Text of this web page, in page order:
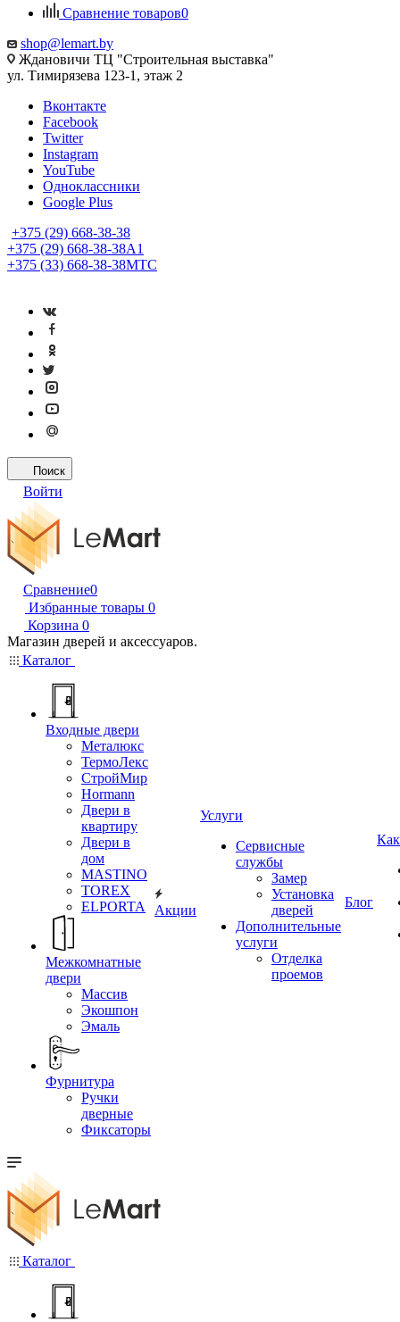
Сравнение товаров0
shop@lemart.by
Ждановичи ТЦ "Строительная выставка"
ул. Тимирязева 123-1, этаж 2
Вконтакте
Facebook
Twitter
Instagram
YouTube
Одноклассники
Google Plus
+375 (29) 668-38-38
+375 (29) 668-38-38A1
+375 (33) 668-38-38МТС
Поиск
Войти
Сравнение0
Избранные товары 0
Корзина 0
Магазин дверей и аксессуаров.
Каталог
Входные двери
Металюкс
ТермоЛекс
СтройМир
Hormann
Двери в
квартиру
Двери в
дом
MASTINO
TOREX
ELPORTA
Межкомнатные
двери
Массив
Экошпон
Эмаль
Фурнитура
Ручки
дверные
Фиксаторы
Акции
Услуги
Сервисные
службы
Замер
Установка
дверей
Дополнительные
услуги
Отделка
проемов
Блог
Каталог